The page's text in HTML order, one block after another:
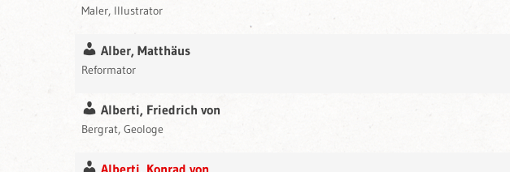
Maler, Illustrator
Alber, Matthäus
Reformator
Alberti, Friedrich von
Bergrat, Geologe
Alberti, Konrad von